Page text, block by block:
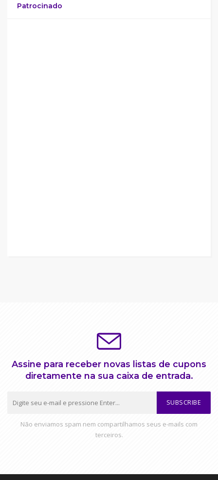
Patrocinado
Assine para receber novas listas de cupons
diretamente na sua caixa de entrada.
SUBSCRIBE
Não enviamos spam nem compartilhamos seus e-mails com
terceiros.